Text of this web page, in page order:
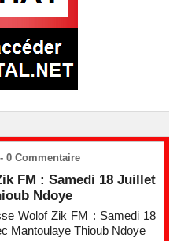
0 Commentaire
FM : Samedi 18 Juillet
Ndoye
Wolof Zik FM : Samedi 18
Mantoulaye Thioub Ndoye